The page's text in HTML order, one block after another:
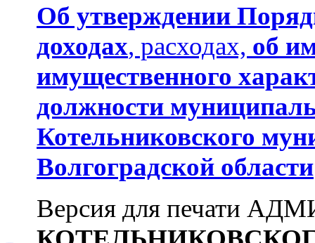
Об утверждении
доходах, расходах, об
имущественного
должности
Котельниковского
Волгоградской области
Версия для печати